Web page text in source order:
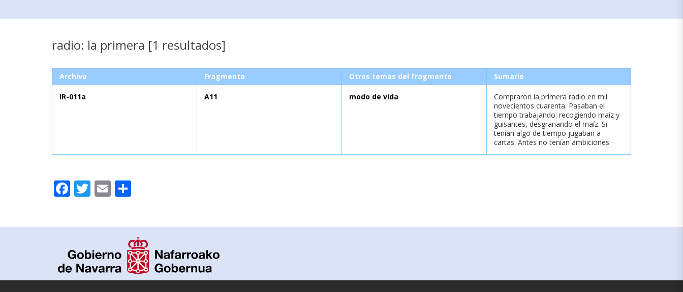
radio: la primera [1 resultados]
Archivo Fragmento Otros temas del fragmento Sumario
IR-011a A11 modo de vida
Compraron la primera radio en mil
novecientos cuarenta. Pasaban el
tiempo trabajando: recogiendo maíz y
guisantes, desgranando el maíz. Si
tenían algo de tiempo jugaban a
cartas. Antes no tenían ambiciones.
Facebook
Twitter
Email